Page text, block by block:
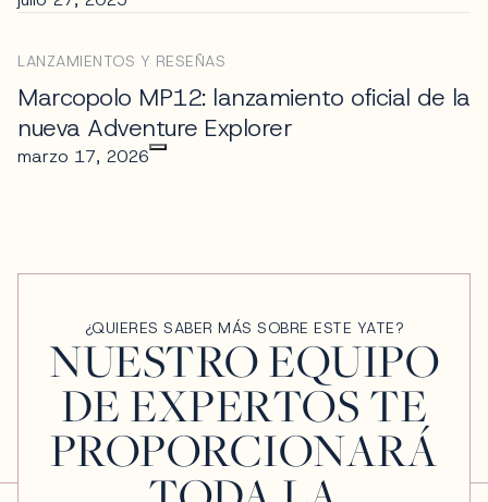
LANZAMIENTOS Y RESEÑAS
Marcopolo MP12: lanzamiento oficial de la
nueva Adventure Explorer
marzo 17, 2026
¿QUIERES SABER MÁS SOBRE ESTE YATE?
NUESTRO EQUIPO
DE EXPERTOS TE
PROPORCIONARÁ